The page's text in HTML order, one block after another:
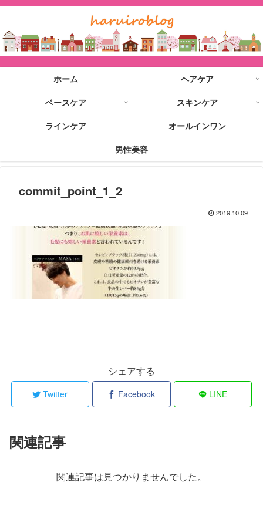
ホーム
ヘアケア
ベースケア
スキンケア
ラインケア
オールインワン
男性美容
commit_point_1_2
2019.10.09
シェアする
Twitter Facebook LINE
関連記事
関連記事は見つかりませんでした。